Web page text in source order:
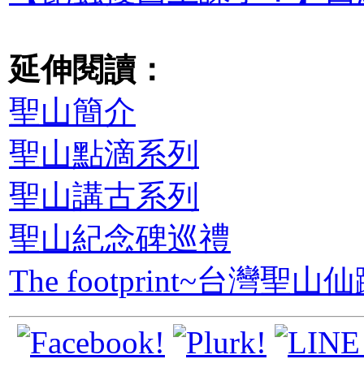
延伸閱讀：
聖山簡介
聖山點滴系列
聖山講古系列
聖山紀念碑巡禮
The footprint~台灣聖山仙